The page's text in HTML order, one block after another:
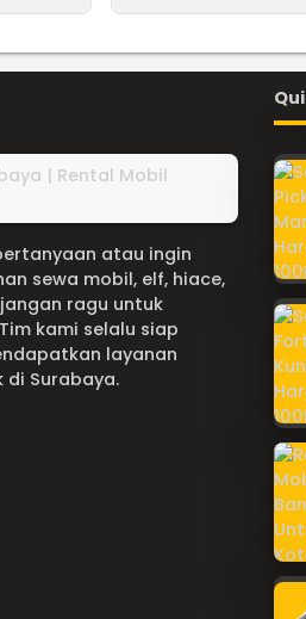
atau ingin
sewa mobil, elf, hiace,
ragu untuk
kami selalu siap
layanan
Surabaya.